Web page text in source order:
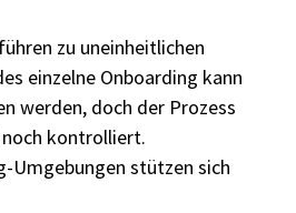
zu uneinheitlichen
einzelne Onboarding kann
werden, doch der Prozess
kontrolliert.
Umgebungen stützen sich